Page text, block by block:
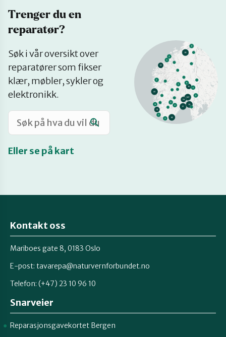
Mitt navn
Møt reparatørene
Om oss
Retten til reparasjon
Trenger du en
reparatør?
Søk i vår oversikt over
reparatører som fikser
klær, møbler, sykler og
elektronikk.
Eller se på kart
på
kart
Kontakt oss
Mariboes gate 8, 0183 Oslo
E-post: tavarepa@naturvernforbundet.no
Telefon: (+47) 23 10 96 10
Snarveier
Reparasjonsgavekortet Bergen